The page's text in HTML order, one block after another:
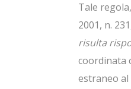
Tale
2001, n.
risulta
coordinata
estraneo